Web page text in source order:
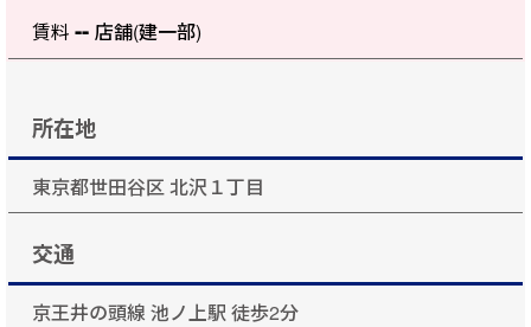
賃料 -- 店舗(建一部)
所在地
東京都世田谷区 北沢１丁目
交通
京王井の頭線 池ノ上駅 徒歩2分